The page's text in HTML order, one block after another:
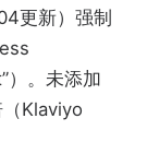
更新）强制
）。未添加
Klaviyo